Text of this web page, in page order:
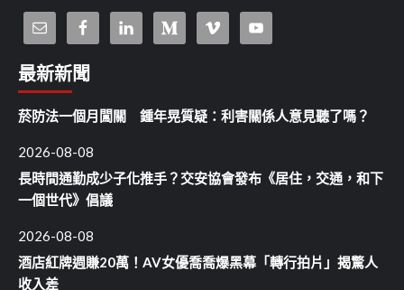
最新新聞
菸防法一個月闖關 鍾年晃質疑：利害關係人意見聽了嗎？
2026-08-08
長時間通勤成少子化推手？交安協會發布《居住，交通，和下
一個世代》倡議
2026-08-08
酒店紅牌週賺20萬！AV女優喬喬爆黑幕「轉行拍片」揭驚人
收入差